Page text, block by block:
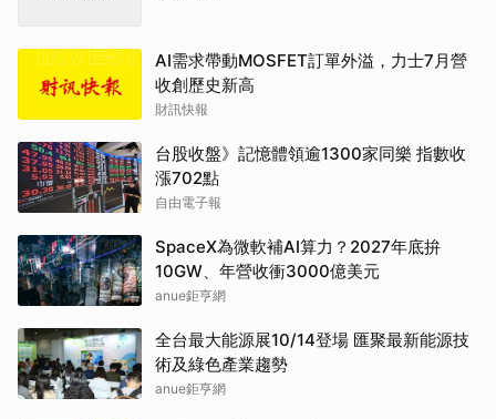
AI需求帶動MOSFET訂單外溢，力士7月營
收創歷史新高
財訊快報
台股收盤》記憶體領逾1300家同樂 指數收
漲702點
自由電子報
SpaceX為微軟補AI算力？2027年底拚
10GW、年營收衝3000億美元
anue鉅亨網
全台最大能源展10/14登場 匯聚最新能源技
術及綠色產業趨勢
anue鉅亨網